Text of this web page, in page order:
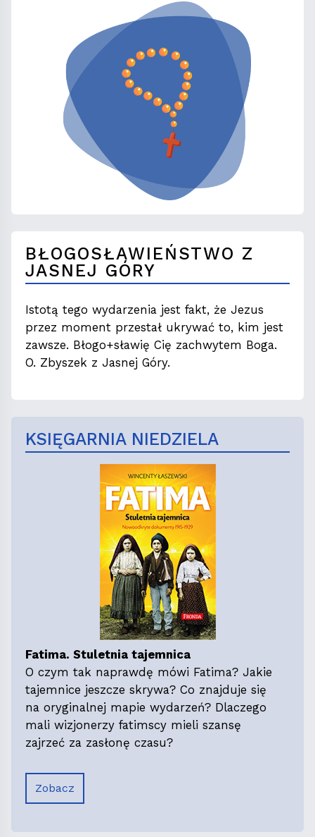
BŁOGOSŁAWIEŃSTWO Z
JASNEJ GÓRY
Istotą tego wydarzenia jest fakt, że Jezus
przez moment przestał ukrywać to, kim jest
zawsze. Błogo+sławię Cię zachwytem Boga.
O. Zbyszek z Jasnej Góry.
KSIĘGARNIA NIEDZIELA
Fatima. Stuletnia tajemnica
O czym tak naprawdę mówi Fatima? Jakie
tajemnice jeszcze skrywa? Co znajduje się
na oryginalnej mapie wydarzeń? Dlaczego
mali wizjonerzy fatimscy mieli szansę
zajrzeć za zasłonę czasu?
Zobacz